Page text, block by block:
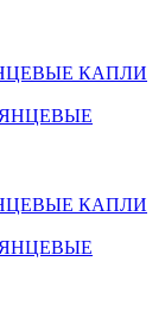
КАПЛИ
КАПЛИ